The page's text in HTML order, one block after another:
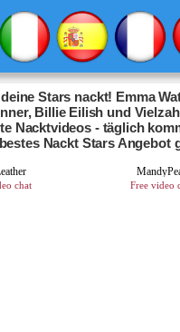
Stars nackt! Emma
Billie Eilish und
Nacktvideos - täglich
Nackt Stars Angebot